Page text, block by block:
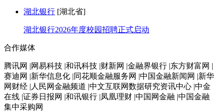
湖北银行 [湖北省]
湖北银行2026年度校园招聘正式启动
合作媒体
腾讯网 |网易科技 |和讯科技 |财新网 |金融界银行 |东方财富网 |
赛迪网 |新华信息化 |同花顺金融服务网 |中国金融新闻网 |新华
网财经 |人民网金融频道 |中文互联网数据研究资讯中心 |中金
在线 |证券日报网 |和讯银行 |凤凰理财 |中国网金融 |中国金融
集中采购网